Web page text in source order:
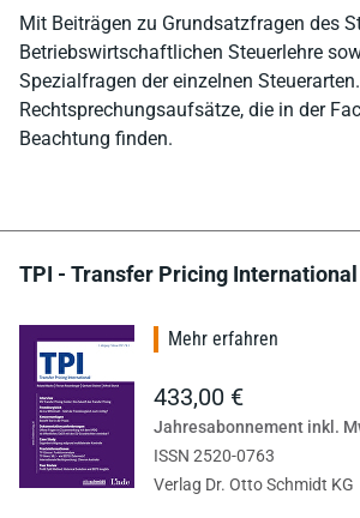
Mit Beiträgen zu Grundsatzfragen des
Betriebswirtschaftlichen Steuerlehre
Spezialfragen der einzelnen
Rechtsprechungsaufsätze, die in der
Beachtung finden.
TPI - Transfer Pricing International
Mehr erfahren
433,00 €
Jahresabonnement inkl.
ISSN 2520-0763
Verlag Dr. Otto Schmidt KG